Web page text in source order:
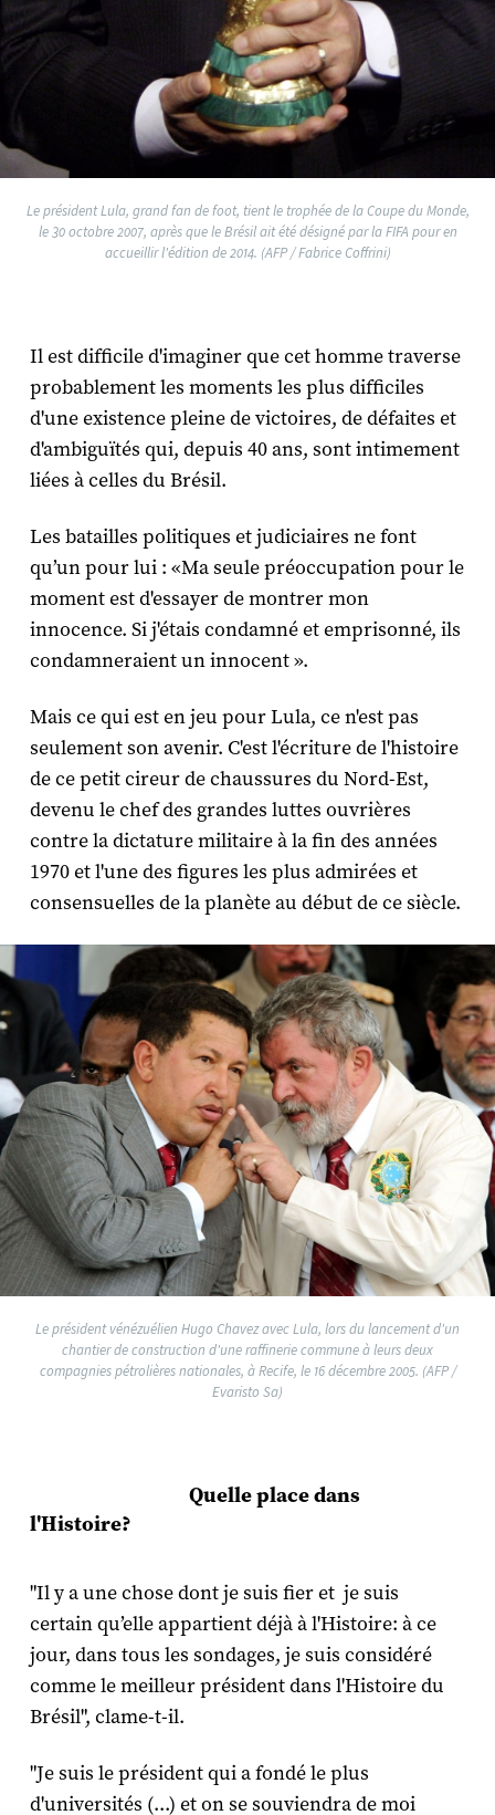
Le président Lula, grand fan de foot, tient le trophée de la Coupe du Monde,
le 30 octobre 2007, après que le Brésil ait été désigné par la FIFA pour en
accueillir l'édition de 2014. (AFP / Fabrice Coffrini)
Il est difficile d'imaginer que cet homme traverse
probablement les moments les plus difficiles
d'une existence pleine de victoires, de défaites et
d'ambiguïtés qui, depuis 40 ans, sont intimement
liées à celles du Brésil.
Les batailles politiques et judiciaires ne font
qu’un pour lui : «Ma seule préoccupation pour le
moment est d'essayer de montrer mon
innocence. Si j'étais condamné et emprisonné, ils
condamneraient un innocent ».
Mais ce qui est en jeu pour Lula, ce n'est pas
seulement son avenir. C'est l'écriture de l'histoire
de ce petit cireur de chaussures du Nord-Est,
devenu le chef des grandes luttes ouvrières
contre la dictature militaire à la fin des années
1970 et l'une des figures les plus admirées et
consensuelles de la planète au début de ce siècle.
Le président vénézuélien Hugo Chavez avec Lula, lors du lancement d'un
chantier de construction d'une raffinerie commune à leurs deux
compagnies pétrolières nationales, à Recife, le 16 décembre 2005. (AFP /
Evaristo Sa)
Quelle place dans
l'Histoire?
"Il y a une chose dont je suis fier et je suis
certain qu’elle appartient déjà à l'Histoire: à ce
jour, dans tous les sondages, je suis considéré
comme le meilleur président dans l'Histoire du
Brésil", clame-t-il.
"Je suis le président qui a fondé le plus
d'universités (...) et on se souviendra de moi